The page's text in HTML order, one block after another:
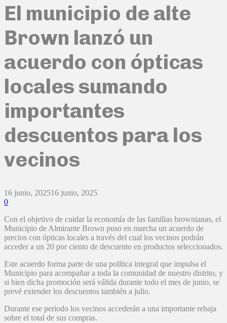
El municipio de alte
Brown lanzó un
acuerdo con ópticas
locales sumando
importantes
descuentos para los
vecinos
16 junio, 202516 junio, 2025
0
Con el objetivo de cuidar la economía de las familias brownianas, el
Municipio de Almirante Brown puso en marcha un acuerdo de
precios con ópticas locales a través del cual los vecinos podrán
acceder a un 20 por ciento de descuento en productos seleccionados.
Este acuerdo forma parte de una política integral que impulsa el
Municipio para acompañar a toda la comunidad de nuestro distrito, y
si bien dicha promoción será válida durante todo el mes de junio, se
prevé extender los descuentos también a julio.
Durante ese periodo los vecinos accederán a una importante rebaja
sobre el total de sus compras.